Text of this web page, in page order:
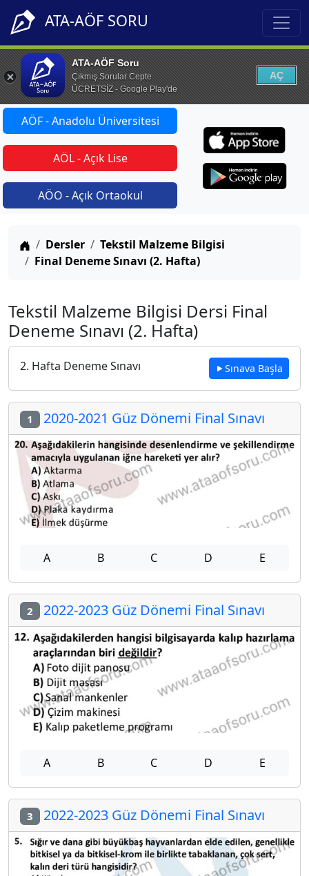
ATA-AÖF SORU
ATA-AÖF Soru
Çıkmış Sorular Cepte
ÜCRETSİZ - Google Play'de
AÇ
AÖF - Anadolu Üniversitesi
AÖL - Açık Lise
AÖO - Açık Ortaokul
Anasayfa
Dersler
Tekstil Malzeme Bilgisi
Final Deneme Sınavı (2. Hafta)
Tekstil Malzeme Bilgisi Dersi Final
Deneme Sınavı (2. Hafta)
2. Hafta Deneme Sınavı Sınava Başla
1 2020-2021 Güz Dönemi Final Sınavı
A B C D E
2 2022-2023 Güz Dönemi Final Sınavı
A B C D E
3 2022-2023 Güz Dönemi Final Sınavı